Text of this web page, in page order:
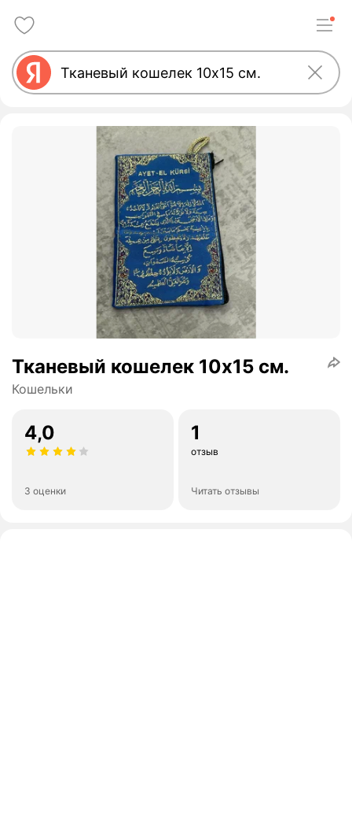
Тканевый кошелек 10х15 см.
Кошельки
4,0
3 оценки
1
отзыв
Читать отзывы